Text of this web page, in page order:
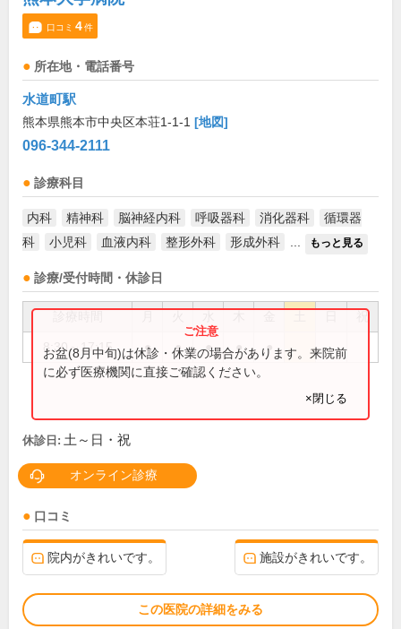
口コミ 4件
所在地・電話番号
水道町駅
熊本県熊本市中央区本荘1-1-1 [地図]
096-344-2111
診療科目
内科 精神科 脳神経内科 呼吸器科 消化器科
循環器
科
小児科 血液内科 整形外科 形成外科 もっと見る
診療/受付時間・休診日
祝
8:30～17:15 ● ● ● ● ●
お盆(8月中旬)は休診・休業の場合があります。来院前
に必ず医療機関に直接ご確認ください。
×閉じる
休診日: 土～日・祝
オンライン診療
口コミ
院内がきれいです。 施設がきれいです。
この医院の詳細をみる